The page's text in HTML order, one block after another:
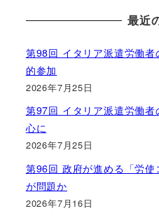
最近
第98回 イタリア派遣労働
的参加
2026年7月25日
第97回 イタリア派遣労働
心に
2026年7月25日
第96回 政府が進める「労
が問題か
2026年7月16日